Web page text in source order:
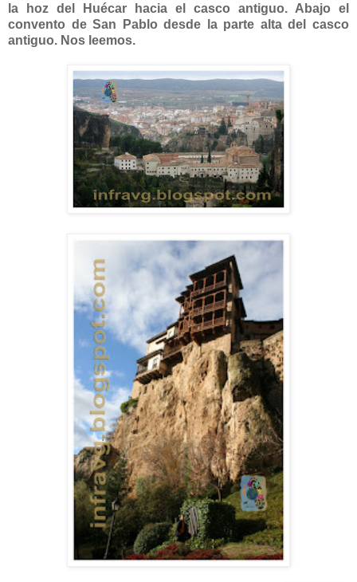
la hoz del Huécar hacia el casco antiguo. Abajo el
convento de San Pablo desde la parte alta del casco
antiguo. Nos leemos.